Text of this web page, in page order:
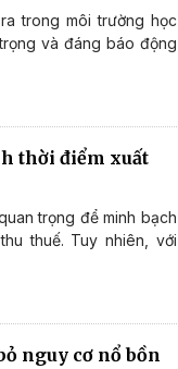
trong môi trường học
và đáng báo động
thời điểm xuất
trọng để minh bạch
thuế. Tuy nhiên, với
nguy cơ nổ bồn